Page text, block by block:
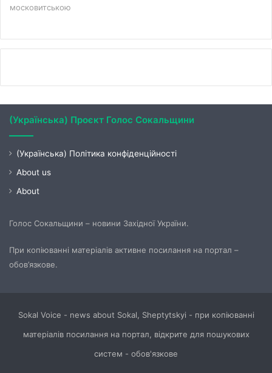
московитською
(Українська) Проєкт Голос Сокальщини
(Українська) Політика конфіденційності
About us
About
Голос Сокальщини – новини Західної України.
При копіюванні матеріалів активне посилання на портал –
обов’язкове.
Sokal Voice - news about Sokal, Sheptytskyi - при копіюванні
матеріалів посилання на портал, відкрите для пошукових
систем - обов'язкове